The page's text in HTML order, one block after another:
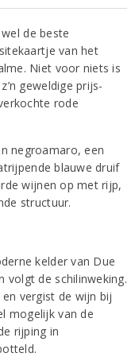
de beste
van het
Niet voor niets is
geweldige prijs-
rode
negroamaro, een
blauwe druif
wijnen op met rijp,
structuur.
kelder van Due
volgt de schilinweking.
vergist de wijn bij
mogelijk van de
rijping in